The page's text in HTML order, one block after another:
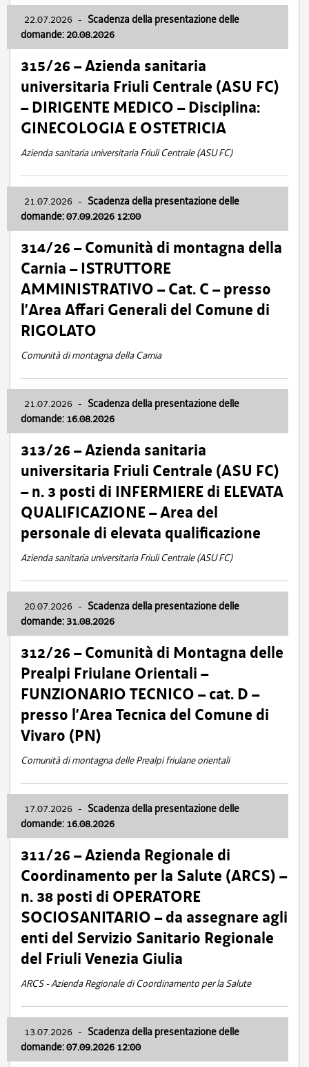
22.07.2026 - Scadenza della presentazione delle
domande: 20.08.2026
315/26 – Azienda sanitaria
universitaria Friuli Centrale (ASU FC)
– DIRIGENTE MEDICO – Disciplina:
GINECOLOGIA E OSTETRICIA
Azienda sanitaria universitaria Friuli Centrale (ASU FC)
21.07.2026 - Scadenza della presentazione delle
domande: 07.09.2026 12:00
314/26 – Comunità di montagna della
Carnia – ISTRUTTORE
AMMINISTRATIVO – Cat. C – presso
l’Area Affari Generali del Comune di
RIGOLATO
Comunità di montagna della Carnia
21.07.2026 - Scadenza della presentazione delle
domande: 16.08.2026
313/26 – Azienda sanitaria
universitaria Friuli Centrale (ASU FC)
– n. 3 posti di INFERMIERE di ELEVATA
QUALIFICAZIONE – Area del
personale di elevata qualificazione
Azienda sanitaria universitaria Friuli Centrale (ASU FC)
20.07.2026 - Scadenza della presentazione delle
domande: 31.08.2026
312/26 – Comunità di Montagna delle
Prealpi Friulane Orientali –
FUNZIONARIO TECNICO – cat. D –
presso l’Area Tecnica del Comune di
Vivaro (PN)
Comunità di montagna delle Prealpi friulane orientali
17.07.2026 - Scadenza della presentazione delle
domande: 16.08.2026
311/26 – Azienda Regionale di
Coordinamento per la Salute (ARCS) –
n. 38 posti di OPERATORE
SOCIOSANITARIO – da assegnare agli
enti del Servizio Sanitario Regionale
del Friuli Venezia Giulia
ARCS - Azienda Regionale di Coordinamento per la Salute
13.07.2026 - Scadenza della presentazione delle
domande: 07.09.2026 12:00